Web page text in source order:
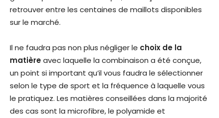
retrouver entre les centaines de maillots disponibles
sur le marché.
Il ne faudra pas non plus négliger le choix de la
matièreavec laquelle la combinaison a été conçue,
un point si important qu’il vous faudra le sélectionner
selon le type de sport et la fréquence à laquelle vous
le pratiquez. Les matières conseillées dans la majorité
des cas sont la microfibre, le polyamide et